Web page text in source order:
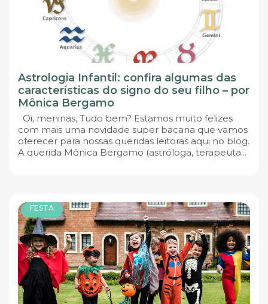
Astrologia Infantil: confira algumas das
características do signo do seu filho – por
Mônica Bergamo
Oi, meninas, Tudo bem? Estamos muito felizes
com mais uma novidade super bacana que vamos
oferecer para nossas queridas leitoras aqui no blog.
A querida Mônica Bergamo (astróloga, terapeuta...
FESTA